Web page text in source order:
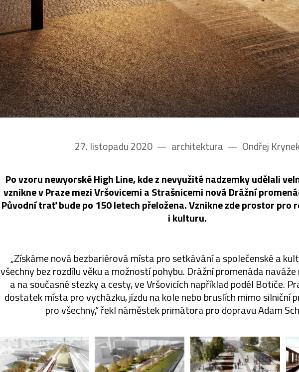
27. listopadu 2020 –– architektura –– Ondřej
Po vzoru newyorské High Line, kde z nevyužité nadzemky udělali
vznikne v Praze mezi Vršovicemi a Strašnicemi nová Drážní
Původní trať bude po 150 letech přeložena. Vznikne zde prostor pro
i kulturu.
„Získáme nová bezbariérová místa pro setkávání a společenské a
všechny bez rozdílu věku a možností pohybu. Drážní promenáda
a na současné stezky a cesty, ve Vršovicích například podél Botiče.
dostatek místa pro vycházku, jízdu na kole nebo bruslích mimo silniční
pro všechny,“ řekl náměstek primátora pro dopravu Adam